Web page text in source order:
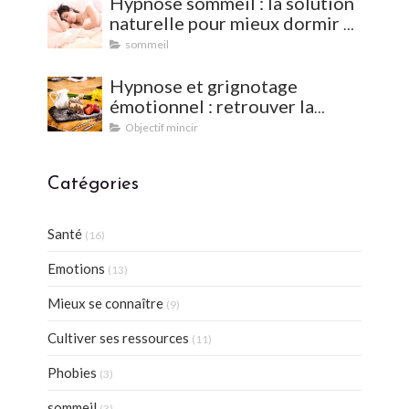
naturelle pour mieux dormir et
vaincre les insomnies
sommeil
Hypnose et grignotage
émotionnel : retrouver la
satiété et l'équilibre
Objectif mincir
Catégories
Santé (16)
Emotions (13)
Mieux se connaître (9)
Cultiver ses ressources (11)
Phobies (3)